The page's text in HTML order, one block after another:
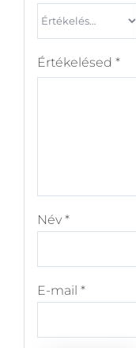
Értékelésed *
Név *
E-mail *